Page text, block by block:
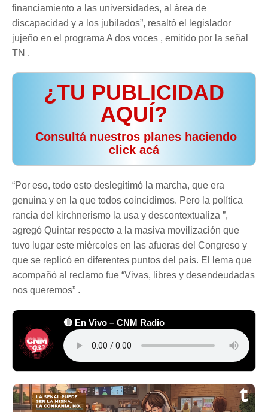
financiamiento a las universidades, al área de
discapacidad y a los jubilados”, resaltó el legislador
jujeño en el programa A dos voces , emitido por la señal
TN .
¿TU PUBLICIDAD
AQUÍ?
️ Consultá nuestros planes haciendo
click acá
“Por eso, todo esto deslegitimó la marcha, que era
genuina y en la que todos coincidimos. Pero la política
rancia del kirchnerismo la usa y descontextualiza ”,
agregó Quintar respecto a la masiva movilización que
tuvo lugar este miércoles en las afueras del Congreso y
que se replicó en diferentes puntos del país. El lema que
acompañó al reclamo fue “Vivas, libres y desendeudadas
nos queremos” .
🔴 En Vivo – CNM Radio